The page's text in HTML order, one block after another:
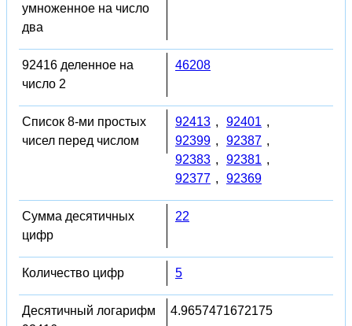
умноженное на число
два
92416 деленное на
число 2
46208
Список 8-ми простых
чисел перед числом
92413 , 92401 ,
92399 , 92387 ,
92383 , 92381 ,
92377 , 92369
Сумма десятичных
цифр
22
Количество цифр 5
Десятичный логарифм
4.9657471672175